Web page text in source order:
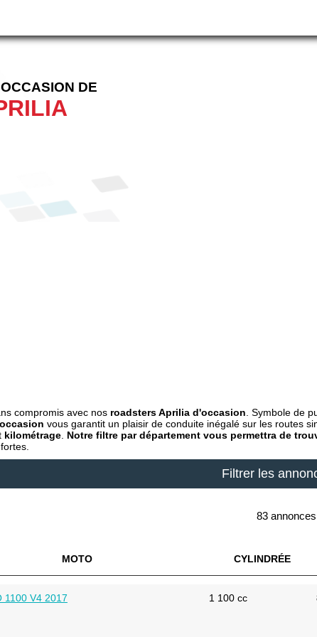
DE
compromis avec nos roadsters Aprilia d'occasion . Symbole de
vous garantit un plaisir de conduite inégalé sur les routes
kilométrage Notre filtre par département vous permettra de
Filtrer les
83 annonces
MOTO CYLINDRÉE
1100 V4 2017 1 100 cc